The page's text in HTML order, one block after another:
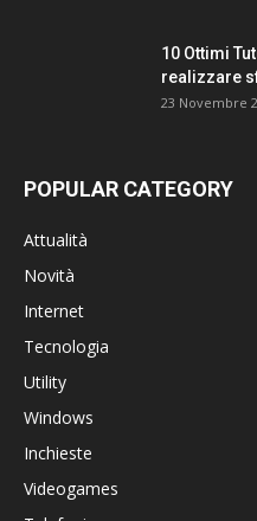
10 Ottimi
realizzare
23 Novembre
POPULAR CATEGORY
Attualità
Novità
Internet
Tecnologia
Utility
Windows
Inchieste
Videogames